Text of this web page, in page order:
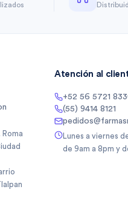
Atención al
+52 56 5721
(55) 9414 8121
Lunes a viernes
de 9am a 8pm y